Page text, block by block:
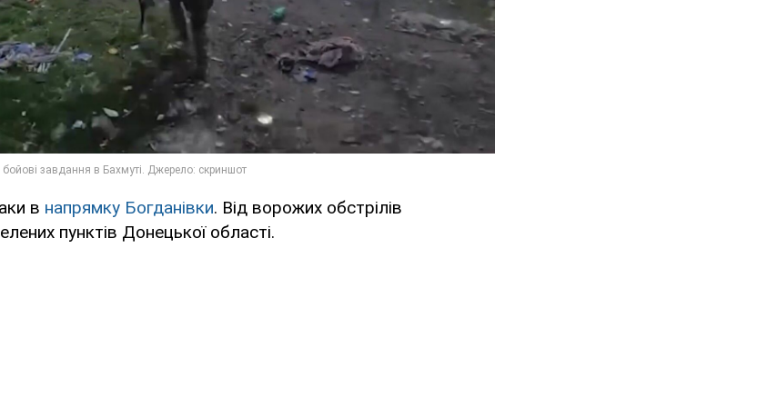
в напрямку Богданівки. Від ворожих обстрілів
пунктів Донецької області.